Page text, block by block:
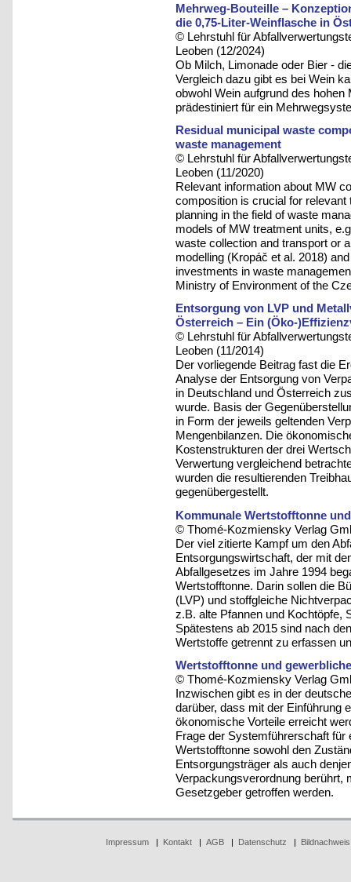
Mehrweg-Bouteille –
die 0,75-Liter-Weinflasche in
© Lehrstuhl für
Leoben (12/2024)
Ob Milch, Limonade oder Bier -
Vergleich dazu gibt es bei Wein
obwohl Wein aufgrund des
prädestiniert für ein
Residual municipal waste
waste management
© Lehrstuhl für
Leoben (11/2020)
Relevant information about MW
composition is crucial for
planning in the field of waste
models of MW treatment units,
waste collection and transport or
modelling (Kropáč et al. 2018)
investments in waste
Ministry of Environment of the
Entsorgung von LVP und
Österreich – Ein (Öko-
© Lehrstuhl für
Leoben (11/2014)
Der vorliegende Beitrag fast die
Analyse der Entsorgung von
in Deutschland und Österreich
wurde. Basis der
in Form der jeweils geltenden
Mengenbilanzen. Die
Kostenstrukturen der drei
Verwertung vergleichend
wurden die resultierenden
gegenübergestellt.
Kommunale Wertstofftonne
© Thomé-Kozmiensky Verlag
Der viel zitierte Kampf um den
Entsorgungswirtschaft, der mit
Abfallgesetzes im Jahre 1994
Wertstofftonne. Darin sollen die
(LVP) und stoffgleiche
z.B. alte Pfannen und Kochtöpfe,
Spätestens ab 2015 sind nach
Wertstoffe getrennt zu erfassen
Wertstofftonne und
© Thomé-Kozmiensky Verlag
Inzwischen gibt es in der
darüber, dass mit der Einführung
ökonomische Vorteile erreicht
Frage der Systemführerschaft für
Wertstofftonne sowohl den
Entsorgungsträger als auch
Verpackungsverordnung berührt,
Gesetzgeber getroffen werden.
Impressum| Kontakt| AGB| Datenschutz Bildnachweis